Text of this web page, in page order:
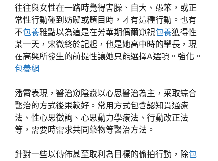
往往與女性在一路時覺得害臊、自大、愚笨，或正
常性行動碰到妨礙或題目時，才有這種行動。也有
不包養雅點以為這是在芳華期偶爾窺視包養獲得性
某一天，宋微終於記起，他是她高中時的學長，現
在高興所發生的前提性讓她只能選擇A選項。強化。
包養網
潘霄表現，醫治窺陰癥以心思醫治為主，采取綜合
醫治的方式後果較好。常用方式包含認知貫通療
法、性心思徵詢、心思動力學療法、行動改正法
等，需要時需求共同藥物等醫治方法。
針對一些以傳佈甚至取利為目標的偷拍行動，除包